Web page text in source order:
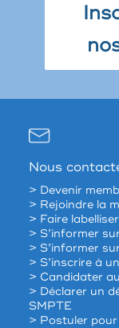
Nous
> Devenir
> Rejoindre la
> Faire
> S’informer
> S’informer
> S’inscrire à
> Candidater
> Déclarer un
SMPTE
> Postuler